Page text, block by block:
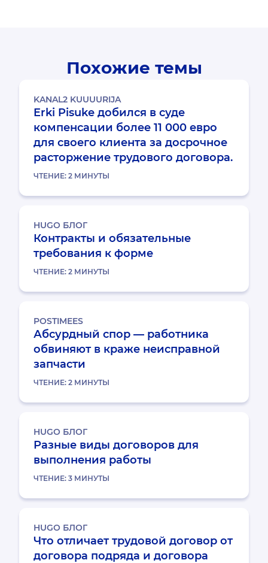
Похожие темы
KANAL2 KUUUURIJA
Erki Pisuke добился в суде
компенсации более 11 000 евро
для своего клиента за досрочное
расторжение трудового договора.
ЧТЕНИЕ: 2 МИНУТЫ
HUGO БЛОГ
Контракты и обязательные
требования к форме
ЧТЕНИЕ: 2 МИНУТЫ
POSTIMEES
Абсурдный спор — работника
обвиняют в краже неисправной
запчасти
ЧТЕНИЕ: 2 МИНУТЫ
HUGO БЛОГ
Разные виды договоров для
выполнения работы
ЧТЕНИЕ: 3 МИНУТЫ
HUGO БЛОГ
Что отличает трудовой договор от
договора подряда и договора